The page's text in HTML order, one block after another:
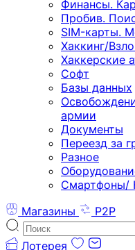
Финансы.
Пробив.
SIM-карты.
Хаккинг/
Хаккерские
Софт
Базы данных
армии
Документы
Переезд за
Разное
Смартфоны/
Магазины
P2P
Лотерея